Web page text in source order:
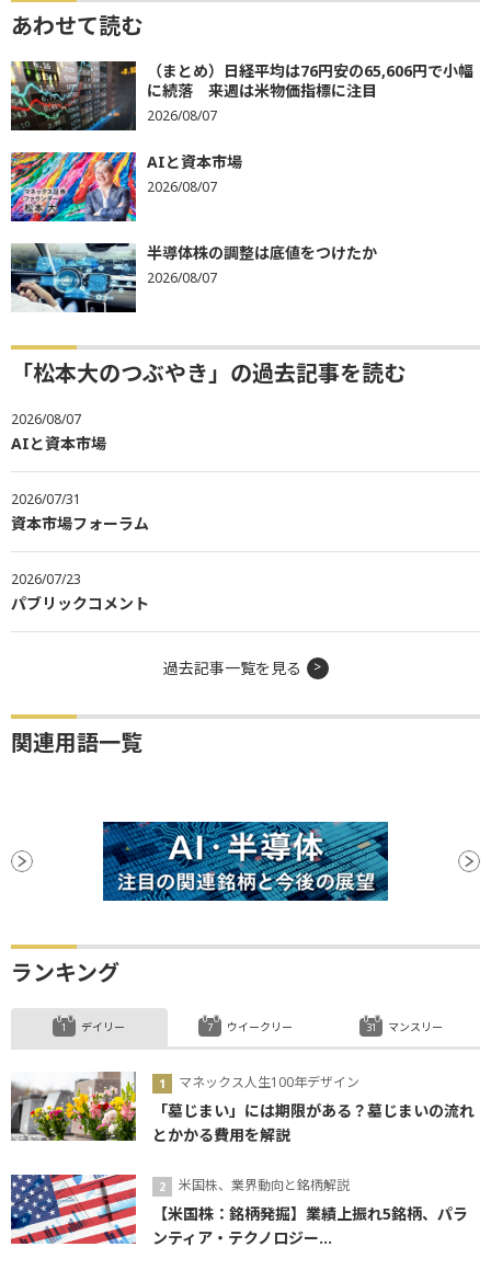
あわせて読む
（まとめ）日経平均は76円安の65,606円で小幅
に続落 来週は米物価指標に注目
2026/08/07
AIと資本市場
2026/08/07
半導体株の調整は底値をつけたか
2026/08/07
「松本大のつぶやき」の過去記事を読む
2026/08/07
AIと資本市場
2026/07/31
資本市場フォーラム
2026/07/23
パブリックコメント
過去記事一覧を見る
関連用語一覧
ランキング
デイリー
マネックス人生100年デザイン
「墓じまい」には期限がある？墓じまいの流れ
とかかる費用を解説
米国株、業界動向と銘柄解説
【米国株：銘柄発掘】業績上振れ5銘柄、パラ
ンティア・テクノロジー...
ウイークリー マンスリー